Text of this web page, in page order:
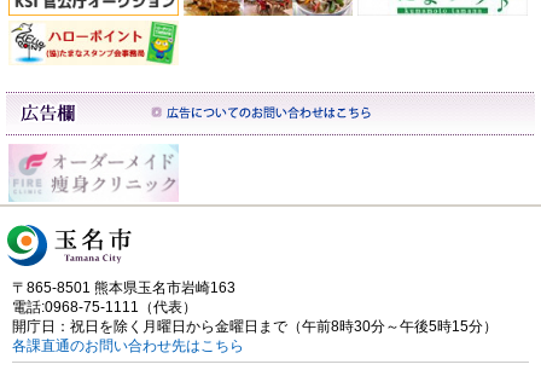
〒865-8501 熊本県玉名市岩崎163
電話:0968-75-1111（代表）
開庁日：祝日を除く月曜日から金曜日まで（午前8時30分～午後5時15分）
各課直通のお問い合わせ先はこちら